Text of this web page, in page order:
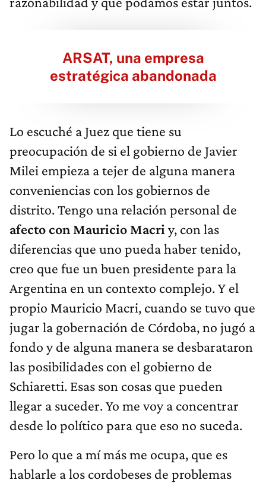
estratégica abandonada
preocupación de si el gobierno de Javier
Milei empieza a tejer de alguna manera
conveniencias con los gobiernos de
distrito. Tengo una relación personal de
afecto con Mauricio Macriy, con las
diferencias que uno pueda haber tenido,
creo que fue un buen presidente para la
Argentina en un contexto complejo. Y el
propio Mauricio Macri, cuando se tuvo que
jugar la gobernación de Córdoba, no jugó a
fondo y de alguna manera se desbarataron
las posibilidades con el gobierno de
Schiaretti. Esas son cosas que pueden
llegar a suceder. Yo me voy a concentrar
desde lo político para que eso no suceda.
Pero lo que a mí más me ocupa, que es
hablarle a los cordobeses de problemas
reales, voy tratando de, con tiempo y desde